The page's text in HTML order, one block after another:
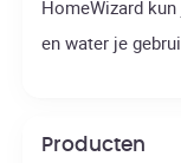
HomeWizard
en water je
Producten